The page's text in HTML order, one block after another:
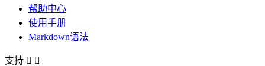
帮助中心
使用手册
Markdown语法
支持  